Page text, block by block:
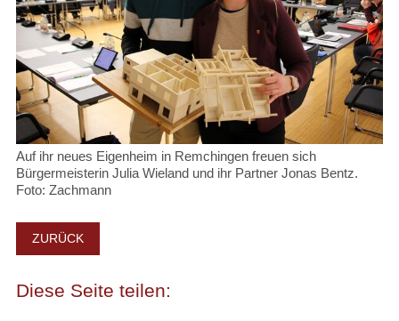
Auf ihr neues Eigenheim in Remchingen freuen sich
Bürgermeisterin Julia Wieland und ihr Partner Jonas Bentz.
Foto: Zachmann
ZURÜCK